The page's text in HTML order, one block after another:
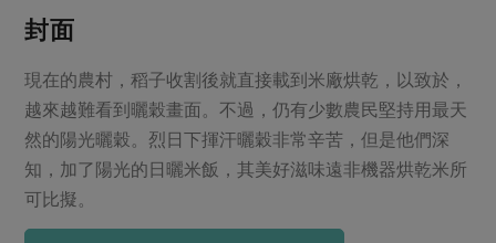
封面
現在的農村，稻子收割後就直接載到米廠烘乾，以致於，
越來越難看到曬穀畫面。不過，仍有少數農民堅持用最天
然的陽光曬穀。烈日下揮汗曬穀非常辛苦，但是他們深
知，加了陽光的日曬米飯，其美好滋味遠非機器烘乾米所
可比擬。